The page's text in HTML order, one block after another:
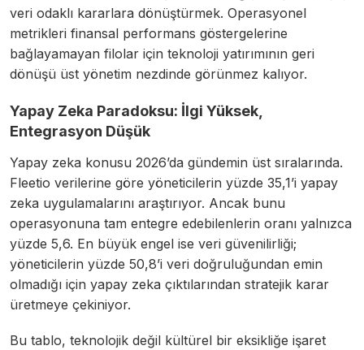
veri odaklı kararlara dönüştürmek. Operasyonel
metrikleri finansal performans göstergelerine
bağlayamayan filolar için teknoloji yatırımının geri
dönüşü üst yönetim nezdinde görünmez kalıyor.
Yapay Zeka Paradoksu: İlgi Yüksek,
Entegrasyon Düşük
Yapay zeka konusu 2026’da gündemin üst sıralarında.
Fleetio verilerine göre yöneticilerin yüzde 35,1’i yapay
zeka uygulamalarını araştırıyor. Ancak bunu
operasyonuna tam entegre edebilenlerin oranı yalnızca
yüzde 5,6. En büyük engel ise veri güvenilirliği;
yöneticilerin yüzde 50,8’i veri doğruluğundan emin
olmadığı için yapay zeka çıktılarından stratejik karar
üretmeye çekiniyor.
Bu tablo, teknolojik değil kültürel bir eksikliğe işaret